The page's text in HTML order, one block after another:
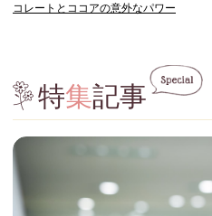
コレートとココアの意外なパワー
特集記事